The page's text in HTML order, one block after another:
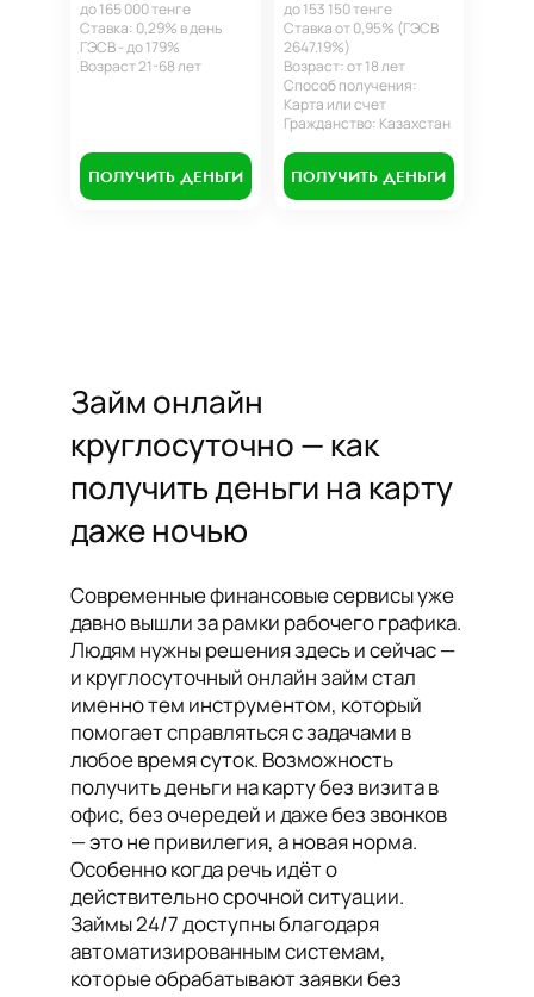
до 165 000 тенге
Ставка: 0,29% в день
ГЭСВ - до 179%
Возраст 21-68 лет
ПОЛУЧИТЬ ДЕНЬГИ
до 153 150 тенге
Ставка от 0,95% (ГЭСВ
2647.19%)
Возраст: от 18 лет
Способ получения:
Карта или счет
Гражданство: Казахстан
ПОЛУЧИТЬ ДЕНЬГИ
Займ онлайн
круглосуточно — как
получить деньги на карту
даже ночью
Современные финансовые сервисы уже
давно вышли за рамки рабочего графика.
Людям нужны решения здесь и сейчас —
и круглосуточный онлайн займ стал
именно тем инструментом, который
помогает справляться с задачами в
любое время суток. Возможность
получить деньги на карту без визита в
офис, без очередей и даже без звонков
— это не привилегия, а новая норма.
Особенно когда речь идёт о
действительно срочной ситуации.
Займы 24/7 доступны благодаря
автоматизированным системам,
которые обрабатывают заявки без